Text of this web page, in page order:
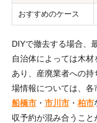
おすすめのケース
DIYで撤去する場合、
自治体によっては木
あり、産廃業者への
場情報については、各
船橋市 ・ 市川市 ・ 柏市
収予約が混み合うこ